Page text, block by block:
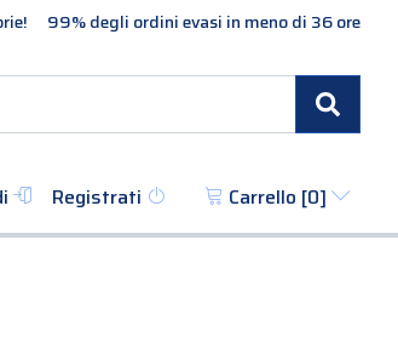
99% degli ordini evasi in meno di 36 ore
Registrati Carrello [0]